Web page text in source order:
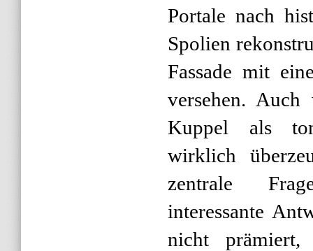
Portale nach
Spolien
Fassade mit
versehen.
Kuppel als
wirklich
zentrale
interessante
nicht